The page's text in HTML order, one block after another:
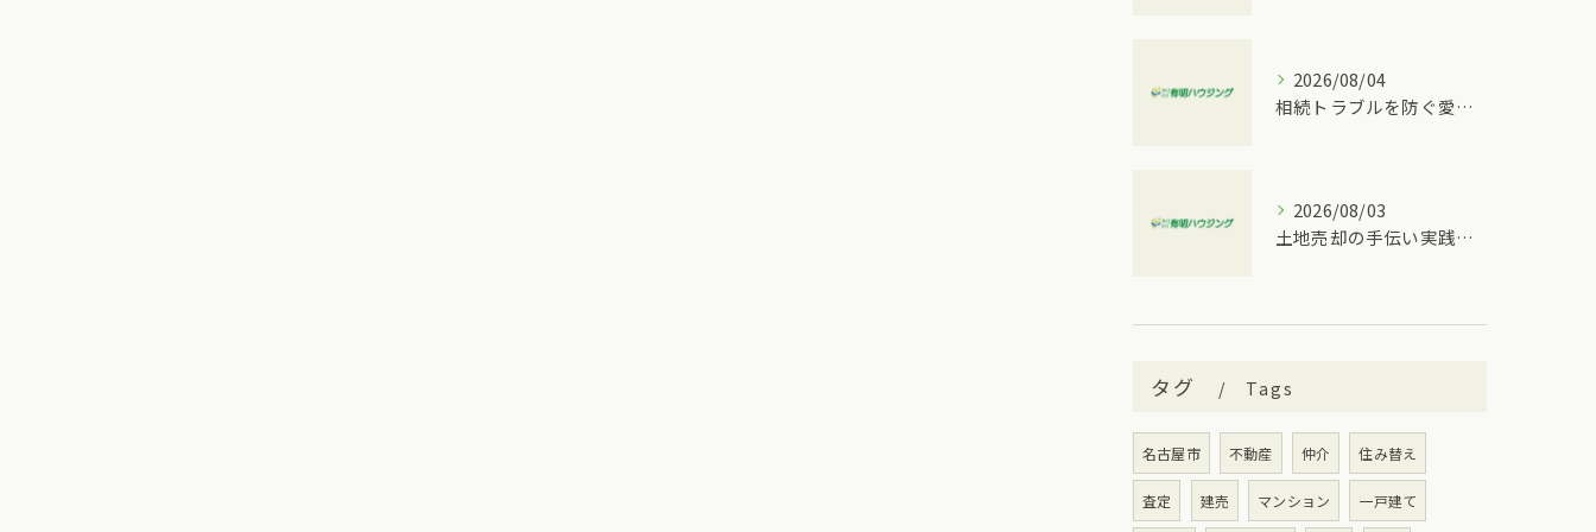
2026/08/04
相続トラブルを防ぐ愛知県名古屋市南区での具体的な対策と手順
2026/08/03
土地売却の手伝い実践ガイド複数窓口と費用・税金を安全に整理する方法
タグ Tags
名古屋市 不動産 仲介 住み替え
査定 建売 マンション 一戸建て